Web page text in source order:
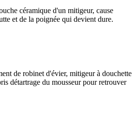
céramique d'un mitigeur, cause
et de la poignée qui devient dure.
de robinet d'évier, mitigeur à douchette
détartrage du mousseur pour retrouver